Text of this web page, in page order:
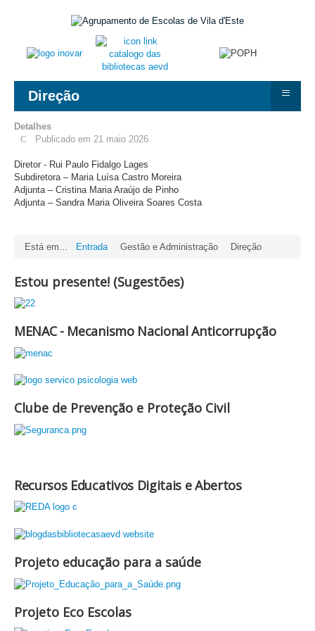
Direção ≡
Estou presente! (Sugestões)
MENAC - Mecanismo Nacional Anticorrupção
Clube de Prevenção e Proteção Civil
Detalhes
Publicado em 21 maio 2026
Diretor - Rui Paulo Fidalgo Lages
Subdiretora – Maria Luísa Castro Moreira
Adjunta – Cristina Maria Araújo de Pinho
Adjunta – Sandra Maria Oliveira Soares Costa
Está em... Entrada Gestão e Administração Direção
Recursos Educativos Digitais e Abertos
Projeto educação para a saúde
Projeto Eco Escolas